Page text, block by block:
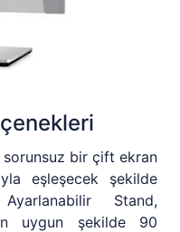
bir çift ekran
eşleşecek şekilde
Stand,
en uygun şekilde 90